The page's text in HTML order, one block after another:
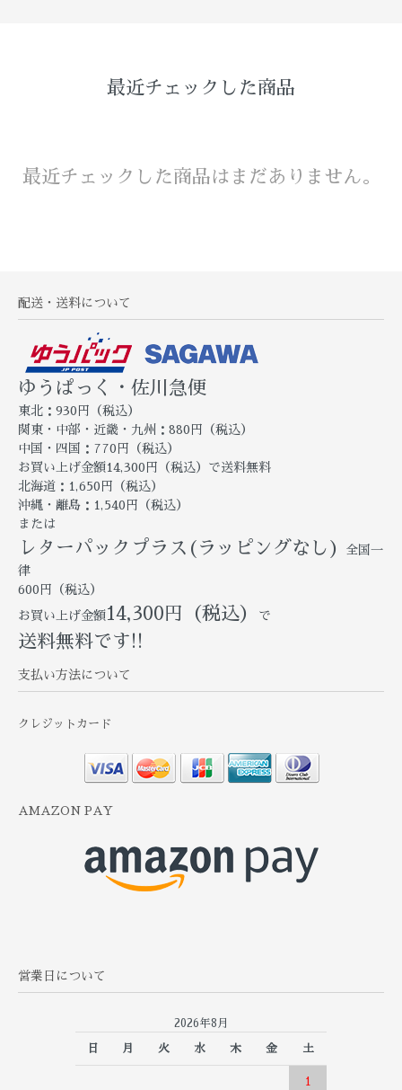
最近チェックした商品
最近チェックした商品はまだありません。
配送・送料について
ゆうぱっく・佐川急便
東北：930円（税込）
関東・中部・近畿・九州：880円（税込）
中国・四国：770円（税込）
お買い上げ金額14,300円（税込）で送料無料
北海道：1,650円（税込）
沖縄・離島：1,540円（税込）
または
レターパックプラス(ラッピングなし)
全国一
律
600円（税込）
お買い上げ金額14,300円（税込） で
送料無料です!!
支払い方法について
クレジットカード
AMAZON PAY
営業日について
2026年8月
日 月 火 水 木 金 土
1